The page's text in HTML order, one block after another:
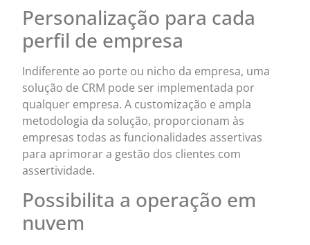
Personalização para cada
perfil de empresa
Indiferente ao porte ou nicho da empresa, uma
solução de CRM pode ser implementada por
qualquer empresa. A customização e ampla
metodologia da solução, proporcionam às
empresas todas as funcionalidades assertivas
para aprimorar a gestão dos clientes com
assertividade.
Possibilita a operação em
nuvem